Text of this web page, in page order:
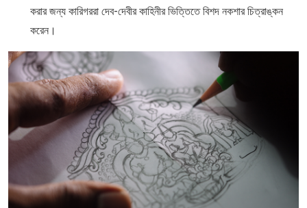
করার জন্য কারিগররা দেব-দেবীর কাহিনীর ভিত্তিতে বিশদ নকশার চিত্রাঙ্কন
করেন।